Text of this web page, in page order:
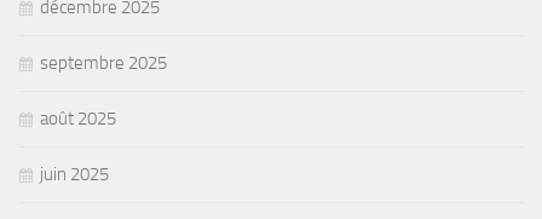
décembre 2025
septembre 2025
août 2025
juin 2025